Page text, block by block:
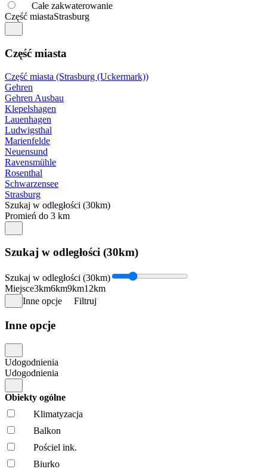
Całe zakwaterowanie
Część miastaStrasburg
Część miasta
Część miasta (Strasburg (Uckermark))
Gehren
Gehren Ausbau
Klepelshagen
Lauenhagen
Ludwigsthal
Marienfelde
Neuensund
Ravensmühle
Rosenthal
Schwarzensee
Strasburg
Szukaj w odległości (30km)
Promień do 3 km
Szukaj w odległości (30km)
Szukaj w odległości (30km)
Miejsce3km6km9km12km
Inne opcje
Filtruj
Inne opcje
Udogodnienia
Udogodnienia
Obiekty ogólne
Klimatyzacja
Balkon
Pościel ink.
Biurko